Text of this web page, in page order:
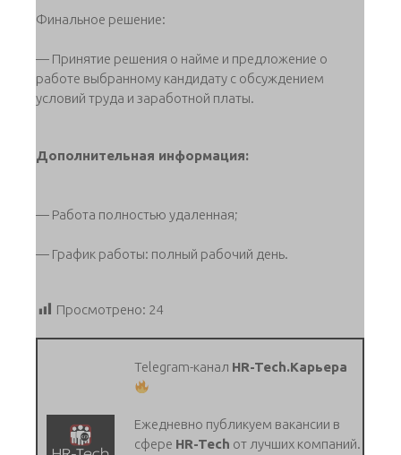
Финальное решение:
— Принятие решения о найме и предложение о
работе выбранному кандидату с обсуждением
условий труда и заработной платы.
Дополнительная информация:
— Работа полностью удаленная;
— График работы: полный рабочий день.
Просмотрено: 24
Telegram-канал HR-Tech.Карьера
Ежедневно публикуем вакансии в
сфере HR-Tech от лучших компаний.